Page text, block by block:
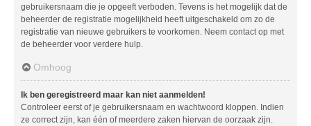
gebruikersnaam die je opgeeft verboden. Tevens is het mogelijk dat de
beheerder de registratie mogelijkheid heeft uitgeschakeld om zo de
registratie van nieuwe gebruikers te voorkomen. Neem contact op met
de beheerder voor verdere hulp.
Omhoog
Ik ben geregistreerd maar kan niet aanmelden!
Controleer eerst of je gebruikersnaam en wachtwoord kloppen. Indien
ze correct zijn, kan één of meerdere zaken hiervan de oorzaak zijn.